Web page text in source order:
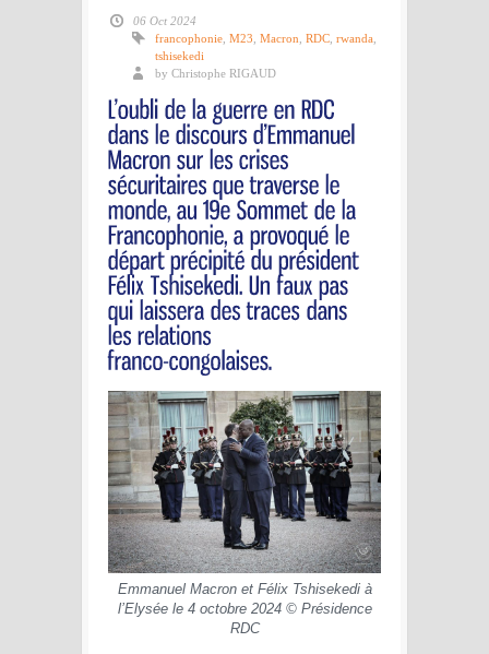
06 Oct 2024
francophonie M23 Macron RDC rwanda
tshisekedi
by Christophe RIGAUD
Emmanuel Macron et Félix Tshisekedi à
l’Elysée le 4 octobre 2024 © Présidence
RDC